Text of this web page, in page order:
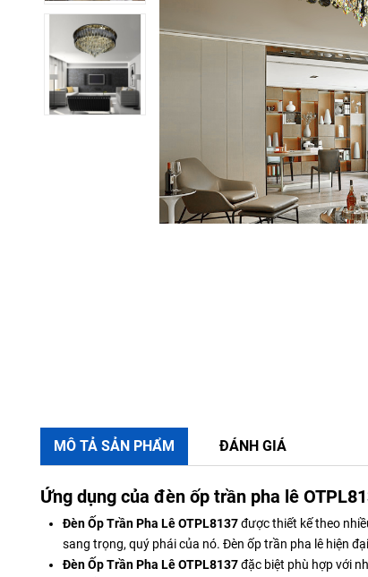
MÔ TẢ SẢN PHẨM ĐÁNH GIÁ
Ứng dụng của đèn ốp trần pha lê
Đèn Ốp Trần Pha LêOTPL8137được thiết kế theo
sang trọng, quý phái của nó. Đèn ốp trần pha lê hiện
Đèn Ốp Trần Pha Lê OTPL8137đặc biệt phù hợp với